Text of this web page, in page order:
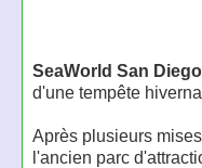
SeaWorld San Diego
d'une tempête
Après plusieurs
l'ancien parc